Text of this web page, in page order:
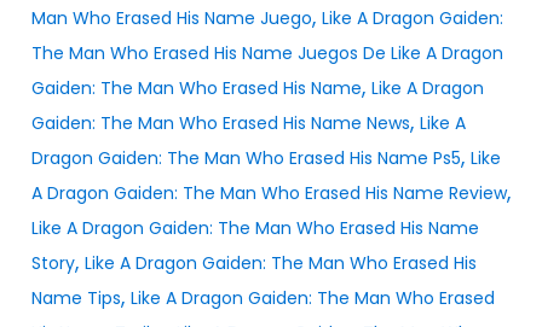
Man Who Erased His Name Juego, Like A Dragon Gaiden:
The Man Who Erased His Name Juegos De Like A Dragon
Gaiden: The Man Who Erased His Name, Like A Dragon
Gaiden: The Man Who Erased His Name News, Like A
Dragon Gaiden: The Man Who Erased His Name Ps5, Like
A Dragon Gaiden: The Man Who Erased His Name Review,
Like A Dragon Gaiden: The Man Who Erased His Name
Story, Like A Dragon Gaiden: The Man Who Erased His
Name Tips, Like A Dragon Gaiden: The Man Who Erased